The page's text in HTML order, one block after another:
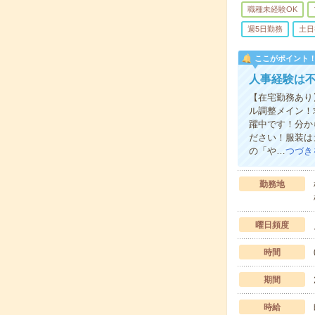
職種未経験OK
週5日勤務 土
ここがポイント
人事経験は
【在宅勤務あ
ル調整メイン
躍中です！分
ださい！服装
の「や…つづき
勤務地
曜日頻度
時間
期間
時給